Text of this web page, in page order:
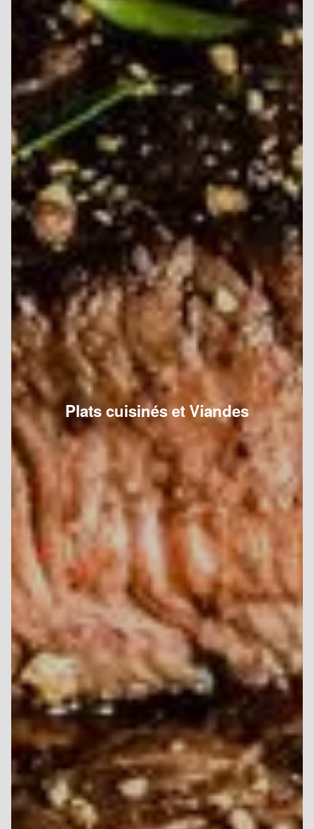
Plats cuisinés et Viandes